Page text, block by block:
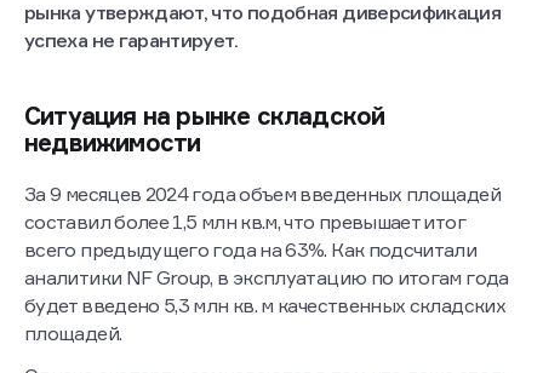
на продажах в жилом секторе. Однако аналитики
рынка утверждают, что подобная диверсификация
Ситуация на рынке складской
За 9 месяцев 2024 года объем введенных площадей
составил более 1,5 млн кв.м, что превышает итог
всего предыдущего года на 63%. Как подсчитали
аналитики NF Group, в эксплуатацию по итогам года
будет введено 5,3 млн кв. м качественных складских